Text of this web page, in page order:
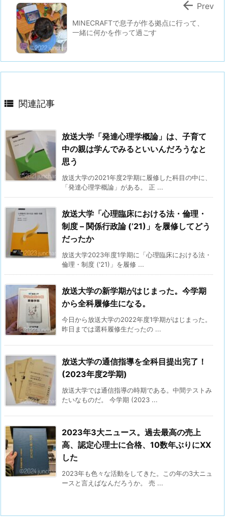
MINECRAFTで息子が作る拠点に行って、
一緒に何かを作って過ごす
 Prev
 関連記事
放送大学「発達心理学概論」は、子育て
中の親は学んでみるといいんだろうなと
思う
放送大学の2021年度2学期に履修した科目の中に、
「発達心理学概論」がある。 正 ...
放送大学「心理臨床における法・倫理・
制度 – 関係行政論 (’21)」を履修してどう
だったか
放送大学2023年度1学期に「心理臨床における法・
倫理・制度 ('21)」を履修 ...
放送大学の新学期がはじまった。今学期
から全科履修生になる。
今日から放送大学の2022年度1学期がはじまった。
昨日までは選科履修生だったの ...
放送大学の通信指導を全科目提出完了！
(2023年度2学期)
放送大学では通信指導の時期である。中間テストみ
たいなものだ。 今学期 (2023 ...
2023年3大ニュース。過去最高の売上
高、認定心理士に合格、10数年ぶりにXX
した
2023年も色々な活動をしてきた。この年の3大ニュ
ースと言えばなんだろうか。 売 ...